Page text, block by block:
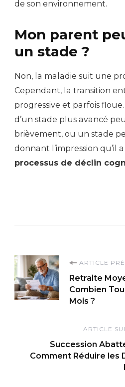
de son environnement.
Mon parent
un stade ?
Non, la maladie suit une
Cependant, la transition
progressive et parfois
d’un stade plus avancé
brièvement, ou un stade
donnant l’impression qu’il
processus de déclin
Navigation
d'article
ARTICLE
Retraite
Combien
Mois ?
ARTICLE
Succession
Comment Réduire les